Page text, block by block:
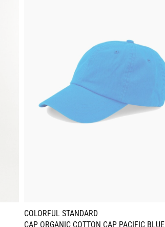
COLORFUL STANDARD
CAP ORGANIC COTTON CAP PACIFIC BLUE